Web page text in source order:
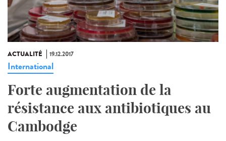
ACTUALITÉ 19.12.2017
International
Forte augmentation de la
résistance aux antibiotiques au
Cambodge